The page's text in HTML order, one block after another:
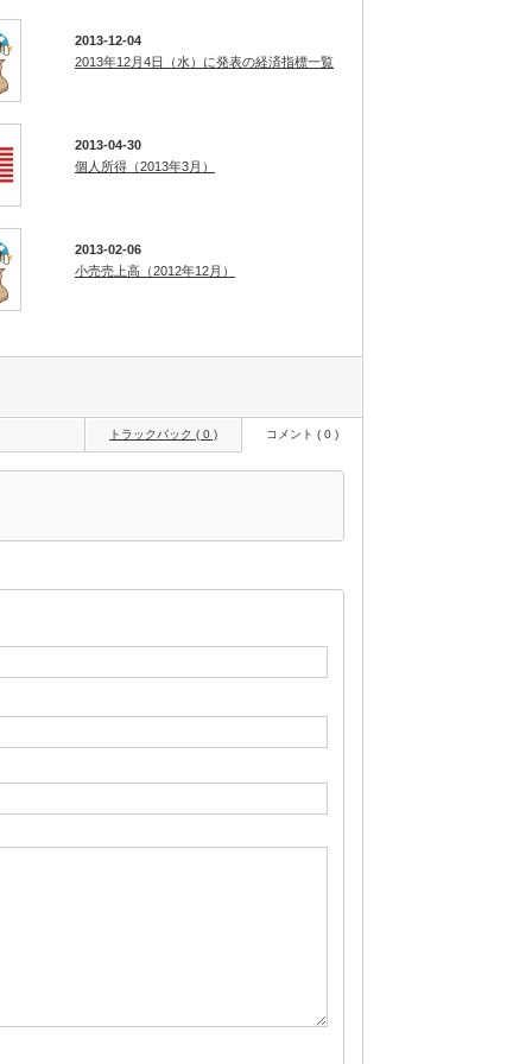
2013-12-04
2013年12月4日（水）に発表の経済指標一覧
2013-04-30
個人所得（2013年3月）
2013-02-06
小売売上高（2012年12月）
トラックバック ( 0 ) コメント ( 0 )